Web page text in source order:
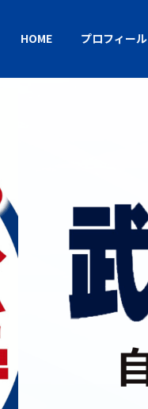
HOME プロフィール